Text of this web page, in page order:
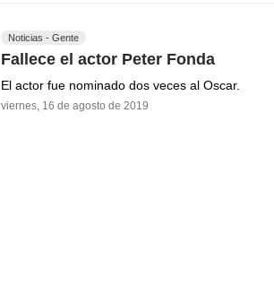
Noticias - Gente
Fallece el actor Peter Fonda
El actor fue nominado dos veces al Oscar.
viernes, 16 de agosto de 2019